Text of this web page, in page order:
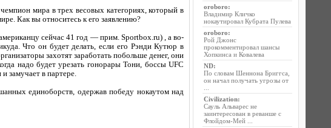
мира в трех весовых категориях, который в
Как вы относитесь к его заявлению?
сейчас 41 год — прим. Sportbox.ru) , а во-
Что он будет делать, если его Рэнди Кутюр в
захотят заработать побольше денег, они
надо будет урезать гонорары Тони, боссы UFC
замучает в партере.
единоборств, одержав победу нокаутом над
oroboro:
Владимир Кличко
нокаутировал Кубрата Пулева
oroboro:
Рой Джонс
прокомментировал шансы
Хопкинса и Ковалева
ND:
По словам Шеннона Бриггса,
он начал получать угрозы от
Civilization:
Сауль Альварес не
заинтересован в реванше с
Флойдом-Мей ...